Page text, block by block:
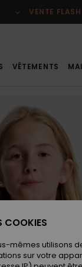
VENTE FLASH
VÊTEMENTS
COOKIES
mêmes utilisons
sur votre